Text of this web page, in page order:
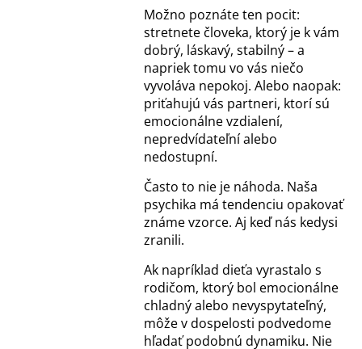
Možno poznáte ten pocit:
stretnete človeka, ktorý je k vám
dobrý, láskavý, stabilný – a
napriek tomu vo vás niečo
vyvoláva nepokoj. Alebo naopak:
priťahujú vás partneri, ktorí sú
emocionálne vzdialení,
nepredvídateľní alebo
nedostupní.
Často to nie je náhoda. Naša
psychika má tendenciu opakovať
známe vzorce. Aj keď nás kedysi
zranili.
Ak napríklad dieťa vyrastalo s
rodičom, ktorý bol emocionálne
chladný alebo nevyspytateľný,
môže v dospelosti podvedome
hľadať podobnú dynamiku. Nie